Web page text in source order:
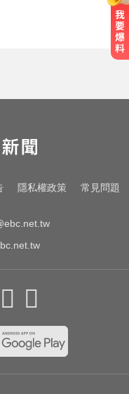
隱私權政策 常見問題